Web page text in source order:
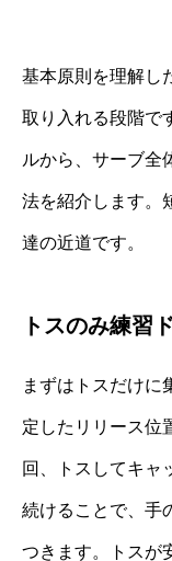
基本原則を理解し
取り入れる段階で
ルから、サーブ全
法を紹介します。
達の近道です。
トスのみ練習
まずはトスだけに
定したリリース位
回、トスしてキャ
続けることで、手
つきます。トスが